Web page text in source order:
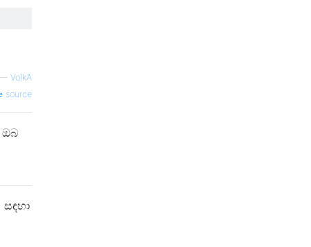
VolkA
source